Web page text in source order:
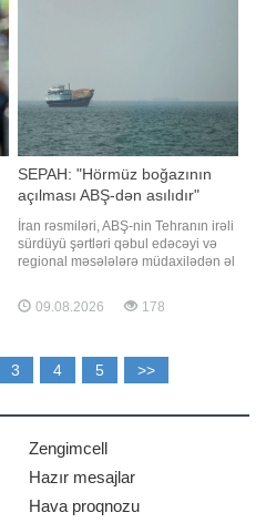
SEPAH: "Hörmüz boğazının
açılması ABŞ-dən asılıdır"
İran rəsmiləri, ABŞ-nin Tehranın irəli
sürdüyü şərtləri qəbul edəcəyi və
regional məsələlərə müdaxilədən əl
gəmiçiliyi bərpa edəcəklərini bəyan
ediblər. xəbər verir ki, bu barədə
Hüseyn Möhibini
09.08.2026 178
3 4 5 >>
Zengimcell
Hazır mesajlar
Hava proqnozu